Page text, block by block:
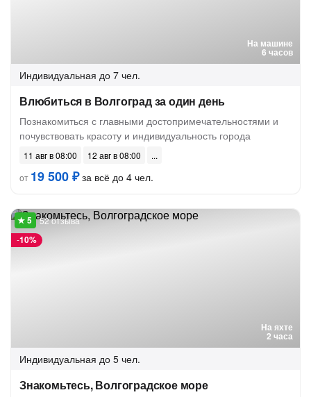
На машине
6 часов
Индивидуальная до 7 чел.
Влюбиться в Волгоград за один день
Познакомиться с главными достопримечательностями и
почувствовать красоту и индивидуальность города
11 авг в 08:00
12 авг в 08:00
от 19 500 ₽за всё до 4 чел.
На яхте
2 часа
-10%
52 отзыва
Индивидуальная до 5 чел.
Знакомьтесь, Волгоградское море